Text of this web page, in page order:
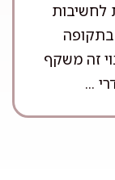
לחשיבות
זה משקף
...